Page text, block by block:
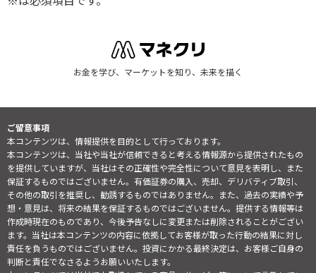
お金を学び、マーケットを知り、未来を描く
ご留意事項
本コンテンツは、情報提供を目的として行っております。
本コンテンツは、当社や当社が信頼できると考える情報源から提供されたもの
を提供していますが、当社はその正確性や完全性について意見を表明し、また
保証するものではございません。有価証券の購入、売却、デリバティブ取引、
その他の取引を推奨し、勧誘するものではありません。また、過去の実績や予
想・意見は、将来の結果を保証するものではございません。提供する情報等は
作成時現在のものであり、今後予告なしに変更または削除されることがござい
ます。当社は本コンテンツの内容に依拠してお客様が取った行動の結果に対し
責任を負うものではございません。投資にかかる最終決定は、お客様ご自身の
判断と責任でなさるようお願いいたします。